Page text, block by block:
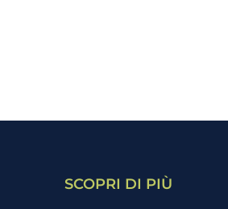
SCOPRI DI PIÙ